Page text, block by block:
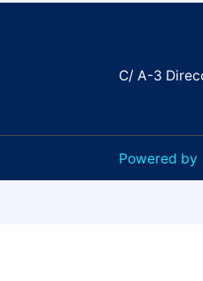
C/ A-3
Powered by